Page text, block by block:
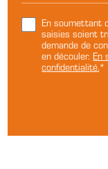
En soumettant
saisies soient
demande de
en découler.En
confidentialité.*